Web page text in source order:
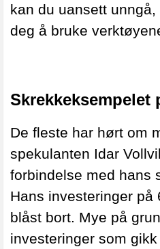
kan du uansett
deg å bruke
Skrekkeksempelet
De fleste har hørt om
spekulanten Idar
forbindelse med hans
Hans investeringer på
blåst bort. Mye på
investeringer som